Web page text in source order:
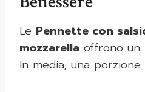
Le Pennette con
mozzarella offrono un
In media, una porzione